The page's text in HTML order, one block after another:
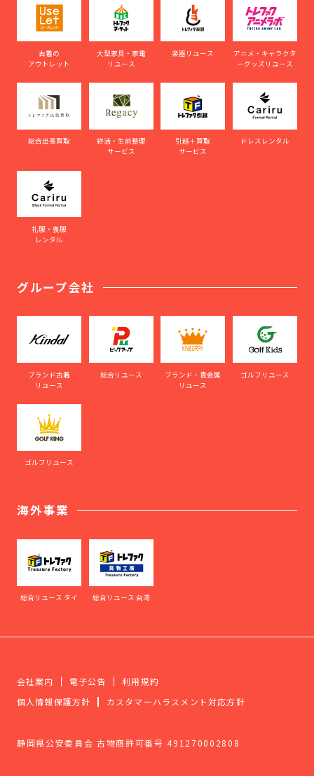
古着の
アウトレット
大型家具・家電
リユース
楽器リユース
アニメ・キャラクタ
ーグッズリユース
総合出張買取
終活・生前整理
サービス
引越＋買取
サービス
ドレスレンタル
礼服・喪服
レンタル
グループ会社
ブランド古着
リユース
総合リユース
ブランド・貴金属
リユース
ゴルフリユース
ゴルフリユース
海外事業
総合リユース タイ 総合リユース 台湾
会社案内 電子公告
利用規約
個人情報保護方針
カスタマーハラスメント対応方針
静岡県公安委員会 古物商許可番号 491270002808